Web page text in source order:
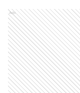
Ads